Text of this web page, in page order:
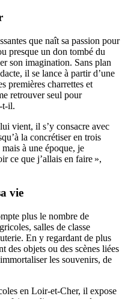
que naît sa passion pour
presque un don tombé du
son imagination. Sans plan
il se lance à partir d’une
premières charrettes et
retrouver seul pour
t-il.
vient, il s’y consacre avec
la concrétiser en trois
à une époque, je
ce que j’allais en faire »,
vie
plus le nombre de
salles de classe
En y regardant de plus
des objets ou des scènes liées
les souvenirs, de
en Loir-et-Cher, il expose